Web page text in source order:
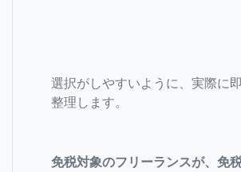
選択がしやすいように、実際に
整理します。
免税対象のフリーランスが、免